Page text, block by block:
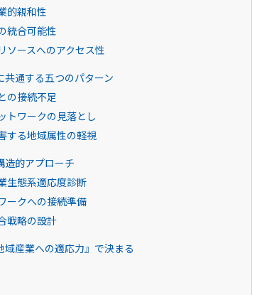
的親和性
統合可能性
ソースへのアクセス性
通する五つのパターン
の接続不足
トワークの見落とし
する地域属性の軽視
造的アプローチ
生態系適応度診断
ークへの接続準備
戦略の設計
産業への適応力』で決まる